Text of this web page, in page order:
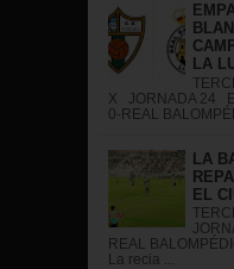
LA
X JORNADA 24
0-REAL
LA
EL
REAL
La recia ...